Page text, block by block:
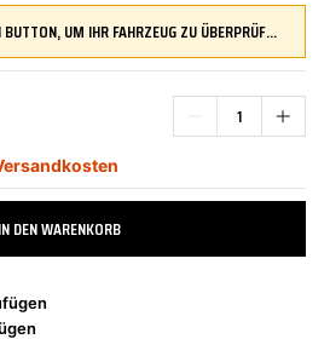
DRÜCKEN SIE AUF DEN BUTTON, UM IHR FAHRZEUG ZU ÜBERPRÜFEN UND SICHERZUSTELLEN, DASS DIESES TEIL KOMPATIBEL IST, BEVOR SIE ES BESTELLEN
IN DEN WARENKORB